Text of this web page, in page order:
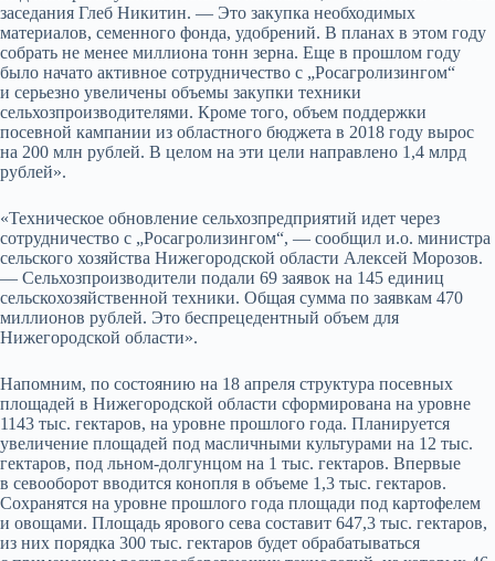
заседания Глеб Никитин. — Это закупка необходимых
материалов, семенного фонда, удобрений. В планах в этом году
собрать не менее миллиона тонн зерна. Еще в прошлом году
было начато активное сотрудничество с „Росагролизингом“
и серьезно увеличены объемы закупки техники
сельхозпроизводителями. Кроме того, объем поддержки
посевной кампании из областного бюджета в 2018 году вырос
на 200 млн рублей. В целом на эти цели направлено 1,4 млрд
рублей».
«Техническое обновление сельхозпредприятий идет через
сотрудничество с „Росагролизингом“, — сообщил и.о. министра
сельского хозяйства Нижегородской области Алексей Морозов.
— Сельхозпроизводители подали 69 заявок на 145 единиц
сельскохозяйственной техники. Общая сумма по заявкам 470
миллионов рублей. Это беспрецедентный объем для
Нижегородской области».
Напомним, по состоянию на 18 апреля структура посевных
площадей в Нижегородской области сформирована на уровне
1143 тыс. гектаров, на уровне прошлого года. Планируется
увеличение площадей под масличными культурами на 12 тыс.
гектаров, под льном-долгунцом на 1 тыс. гектаров. Впервые
в севооборот вводится конопля в объеме 1,3 тыс. гектаров.
Сохранятся на уровне прошлого года площади под картофелем
и овощами. Площадь ярового сева составит 647,3 тыс. гектаров,
из них порядка 300 тыс. гектаров будет обрабатываться